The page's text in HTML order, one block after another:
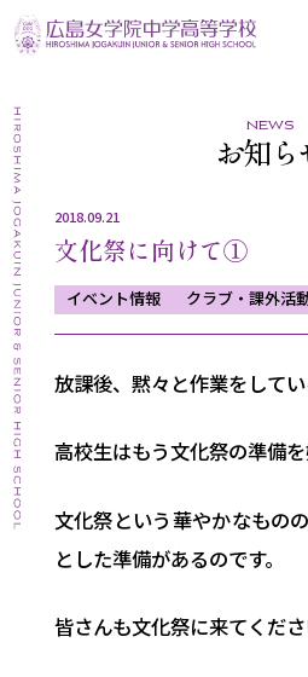
news
お知ら
2018.09.21
文化祭に向けて①
イベント情報 クラブ・課外活
放課後、黙々と作業をしてい
高校生はもう文化祭の準備を
文化祭という華やかなもの
とした準備があるのです。
皆さんも文化祭に来てくださ